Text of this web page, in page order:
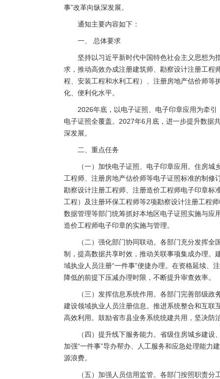
事”改革向纵深发展。
通知主要内容如下：
一、 总体要求
坚持以习近平新时代中国特色社会主义思想为
求，推动高效办成注册建筑师、勘察设计注册工程
程、安装工程和水利工程）、注册房地产估价师等
化、便利化水平。
2026年底，以电子证照、电子印章应用为牵
电子证照全覆盖。2027年6月底，进一步提升数据
深发展。
二、重点任务
（一）加快电子证照、电子印章应用。住房
工程师、注册房地产估价师等电子证照标准的制
勘察设计注册工程师、注册造价工程师电子印章标
工程）及注册环保工程师等2项勘察设计注册工程
数据管理等部门统筹抓好本地区电子证照实施与应
造价工程师电子印章的实施与管理。
（二）强化部门协同联动。各部门充分发挥
制，提高数据共享时效，推动关联事项集成办理。
域执业人员注册“一件事”便捷办理。在资格延续、
降低的前提下压减办理时限，不断提升审查效率。
（三）发挥信息系统作用。各部门完善部级
建设领域执业人员注册信息。推进系统整合和互联
高效利用。鼓励省市县业务系统统建共用，坚决防
（四）提升线下服务能力。省级住房城乡建
加强“一件事”导办帮办、人工服务和应急处理能力
源浪费。
（五）加强人员信用监管。各部门按照职责